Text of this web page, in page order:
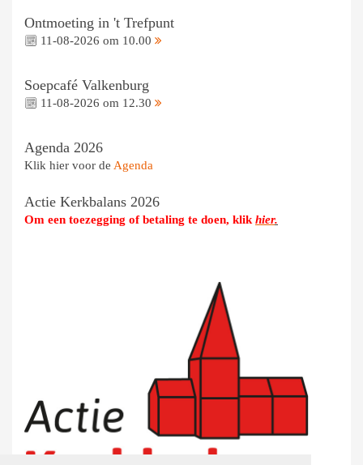
Ontmoeting in 't Trefpunt
11-08-2026 om 10.00
Soepcafé Valkenburg
11-08-2026 om 12.30
Agenda 2026
Klik hier voor de Agenda
Actie Kerkbalans 2026
Om een toezegging of betaling te doen, klik hier.